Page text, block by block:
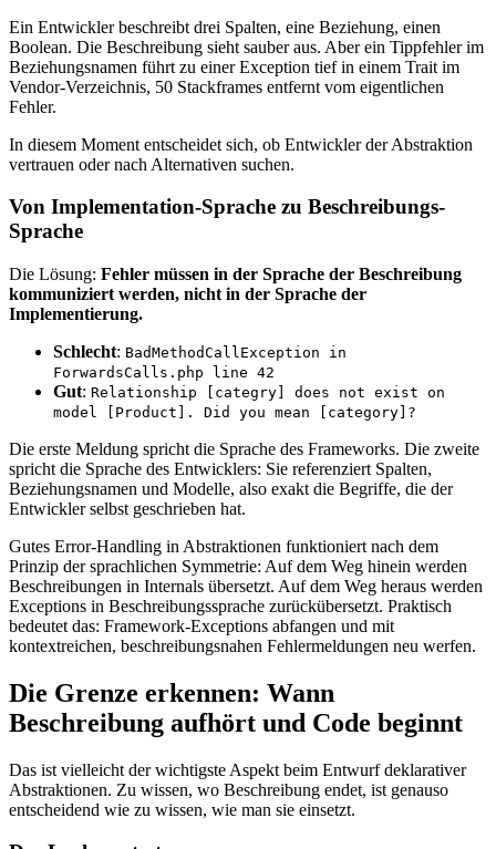
Ein Entwickler beschreibt drei Spalten, eine Beziehung, einen
Boolean. Die Beschreibung sieht sauber aus. Aber ein Tippfehler im
Beziehungsnamen führt zu einer Exception tief in einem Trait im
Vendor-Verzeichnis, 50 Stackframes entfernt vom eigentlichen
Fehler.
In diesem Moment entscheidet sich, ob Entwickler der Abstraktion
vertrauen oder nach Alternativen suchen.
Von Implementation-Sprache zu Beschreibungs-
Sprache
Die Lösung: Fehler müssen in der Sprache der Beschreibung
kommuniziert werden, nicht in der Sprache der
Implementierung.
Schlecht: BadMethodCallException in
ForwardsCalls.php line 42
Gut: Relationship [categry] does not exist on
model [Product]. Did you mean [category]?
Die erste Meldung spricht die Sprache des Frameworks. Die zweite
spricht die Sprache des Entwicklers: Sie referenziert Spalten,
Beziehungsnamen und Modelle, also exakt die Begriffe, die der
Entwickler selbst geschrieben hat.
Gutes Error-Handling in Abstraktionen funktioniert nach dem
Prinzip der sprachlichen Symmetrie: Auf dem Weg hinein werden
Beschreibungen in Internals übersetzt. Auf dem Weg heraus werden
Exceptions in Beschreibungssprache zurückübersetzt. Praktisch
bedeutet das: Framework-Exceptions abfangen und mit
kontextreichen, beschreibungsnahen Fehlermeldungen neu werfen.
Die Grenze erkennen: Wann
Beschreibung aufhört und Code beginnt
Das ist vielleicht der wichtigste Aspekt beim Entwurf deklarativer
Abstraktionen. Zu wissen, wo Beschreibung endet, ist genauso
entscheidend wie zu wissen, wie man sie einsetzt.